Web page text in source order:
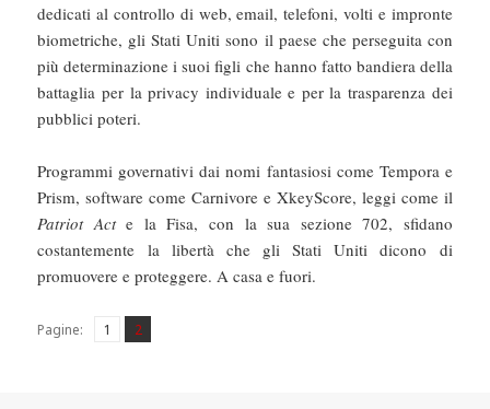
dedicati al controllo di web, email, telefoni, volti e impronte
biometriche, gli Stati Uniti sono il paese che perseguita con
più determinazione i suoi figli che hanno fatto bandiera della
battaglia per la privacy individuale e per la trasparenza dei
pubblici poteri.
Programmi governativi dai nomi fantasiosi come Tempora e
Prism, software come Carnivore e XkeyScore, leggi come il
Patriot Acte la Fisa, con la sua sezione 702, sfidano
costantemente la libertà che gli Stati Uniti dicono di
promuovere e proteggere. A casa e fuori.
Pagine: Pagina
1 ,
Pagina
2